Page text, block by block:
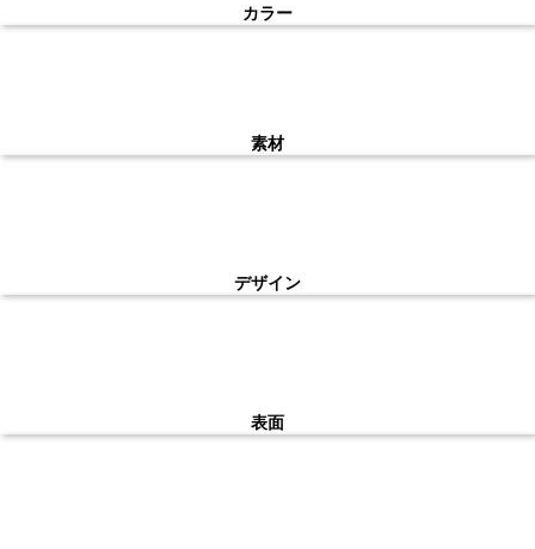
カラー
素材
デザイン
表面